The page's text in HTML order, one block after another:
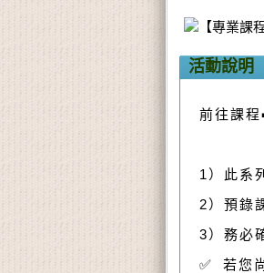
活動說明
前往課
1）此系
2）預錄
3）務必
✅ 若您